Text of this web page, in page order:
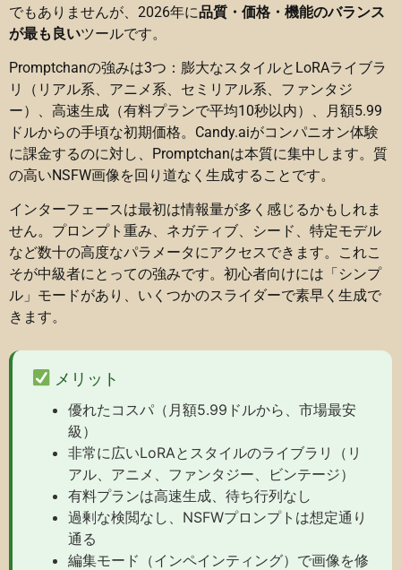
でもありませんが、2026年に品質・価格・機能のバランス
が最も良いツールです。
Promptchanの強みは3つ：膨大なスタイルとLoRAライブラ
リ（リアル系、アニメ系、セミリアル系、ファンタジ
ー）、高速生成（有料プランで平均10秒以内）、月額5.99
ドルからの手頃な初期価格。Candy.aiがコンパニオン体験
に課金するのに対し、Promptchanは本質に集中します。質
の高いNSFW画像を回り道なく生成することです。
インターフェースは最初は情報量が多く感じるかもしれま
せん。プロンプト重み、ネガティブ、シード、特定モデル
など数十の高度なパラメータにアクセスできます。これこ
そが中級者にとっての強みです。初心者向けには「シンプ
ル」モードがあり、いくつかのスライダーで素早く生成で
きます。
メリット
優れたコスパ（月額5.99ドルから、市場最安
級）
非常に広いLoRAとスタイルのライブラリ（リ
アル、アニメ、ファンタジー、ビンテージ）
有料プランは高速生成、待ち行列なし
過剰な検閲なし、NSFWプロンプトは想定通り
通る
編集モード（インペインティング）で画像を修